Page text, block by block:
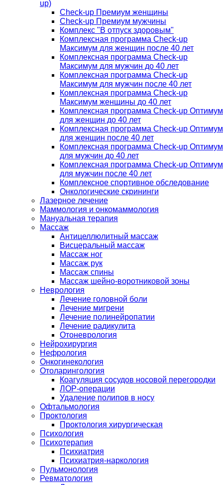
up)
Check-up Премиум женщины
Check-up Премиум мужчины
Комплекс "В отпуск здоровым"
Комплексная программа Check-up
Максимум для женщин после 40 лет
Комплексная программа Check-up
Максимум для мужчин до 40 лет
Комплексная программа Check-up
Максимум для мужчин после 40 лет
Комплексная программа Check-up
Максимум женщины до 40 лет
Комплексная программа Check-up Оптимум
для женщин до 40 лет
Комплексная программа Check-up Оптимум
для женщин после 40 лет
Комплексная программа Check-up Оптимум
для мужчин до 40 лет
Комплексная программа Check-up Оптимум
для мужчин после 40 лет
Комплексное спортивное обследование
Онкологические скрининги
Лазерное лечение
Маммология и онкомаммология
Мануальная терапия
Массаж
Антицеллюлитный массаж
Висцеральный массаж
Массаж ног
Массаж рук
Массаж спины
Массаж шейно-воротниковой зоны
Неврология
Лечение головной боли
Лечение мигрени
Лечение полинейропатии
Лечение радикулита
Отоневрология
Нейрохирургия
Нефрология
Онкогинекология
Отоларингология
Коагуляция сосудов носовой перегородки
ЛОР-операции
Удаление полипов в носу
Офтальмология
Проктология
Проктология хирургическая
Психология
Психотерапия
Психиатрия
Психиатрия-наркология
Пульмонология
Ревматология